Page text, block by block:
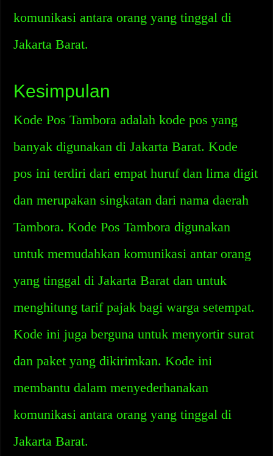
komunikasi antara orang yang tinggal di
Jakarta Barat.
Kesimpulan
Kode Pos Tambora adalah kode pos yang
banyak digunakan di Jakarta Barat. Kode
pos ini terdiri dari empat huruf dan lima digit
dan merupakan singkatan dari nama daerah
Tambora. Kode Pos Tambora digunakan
untuk memudahkan komunikasi antar orang
yang tinggal di Jakarta Barat dan untuk
menghitung tarif pajak bagi warga setempat.
Kode ini juga berguna untuk menyortir surat
dan paket yang dikirimkan. Kode ini
membantu dalam menyederhanakan
komunikasi antara orang yang tinggal di
Jakarta Barat.